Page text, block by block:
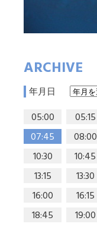
ARCHIVE
年月日
05:00 05:15
07:45
08:00
10:30
10:45
13:15
13:30
16:00
16:15
18:45
19:00